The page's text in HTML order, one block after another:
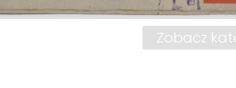
Zobacz